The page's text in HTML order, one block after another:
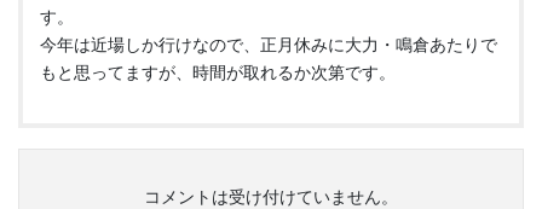
す。
今年は近場しか行けなので、正月休みに大力・鳴倉あたりで
もと思ってますが、時間が取れるか次第です。
コメントは受け付けていません。